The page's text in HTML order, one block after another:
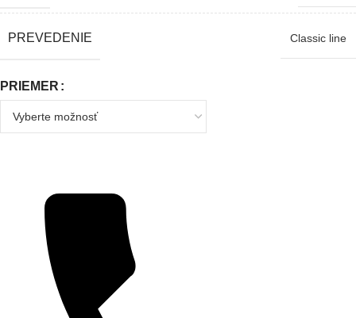
PREVEDENIE Classic line
PRIEMER